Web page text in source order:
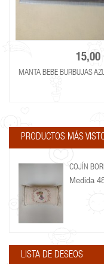
15,00
MANTA BEBE BURBUJAS
PRODUCTOS MÁS
COJÍN
Medida
LISTA DE DESEOS